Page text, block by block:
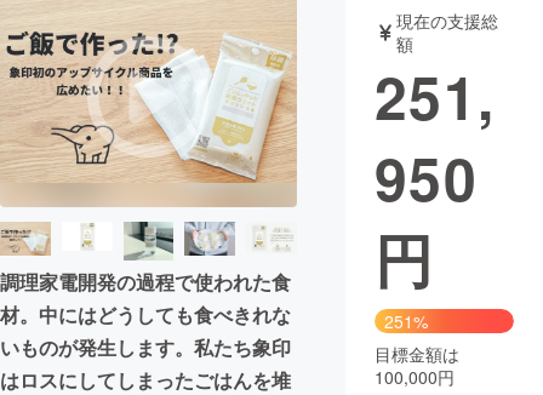
テクノロジー・ガジェット
映像・映画 書籍・雑誌
ビジネス・起業 チャレンジ
まちづくり・地域活性化
CAMPFIRE for Social Good
CAMPFIRE Creation
CAMPFIREふるさと納税machi-ya コミュニティ
調理家電開発の過程で使われた食
材。中にはどうしても食べきれな
いものが発生します。私たち象印
はロスにしてしまったごはんを堆
現在の支援総
額
251,
950
円
251%
目標金額は
100,000円